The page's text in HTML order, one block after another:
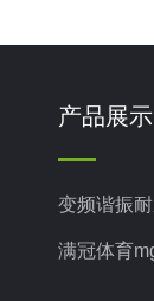
产品展示